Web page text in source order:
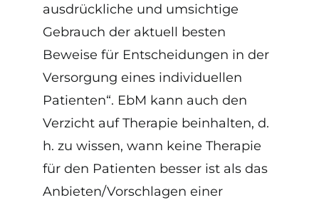
ausdrückliche und umsichtige
Gebrauch der aktuell besten
Beweise für Entscheidungen in der
Versorgung eines individuellen
Patienten“. EbM kann auch den
Verzicht auf Therapie beinhalten, d.
h. zu wissen, wann keine Therapie
für den Patienten besser ist als das
Anbieten/Vorschlagen einer